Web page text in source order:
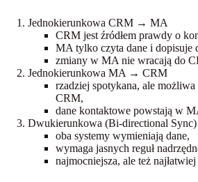
Jednokierunkowa CRM → MA
CRM jest źródłem prawdy o
MA tylko czyta dane i dopisuje
zmiany w MA nie wracają do
Jednokierunkowa MA → CRM
rzadziej spotykana, ale
CRM,
dane kontaktowe powstają w
Dwukierunkowa (Bi-directional Sync)
oba systemy wymieniają dane,
wymaga jasnych reguł
najmocniejsza, ale też